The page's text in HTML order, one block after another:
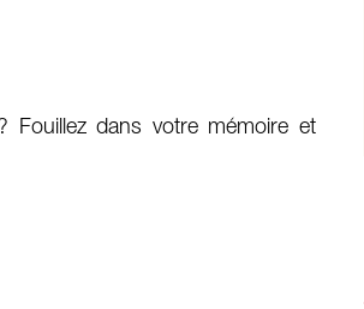
Fouillez dans votre mémoire et